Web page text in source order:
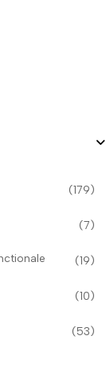
(179)
(7)
(19)
(10)
(53)